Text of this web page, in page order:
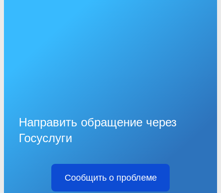
Направить обращение через
Госуслуги
Сообщить о проблеме